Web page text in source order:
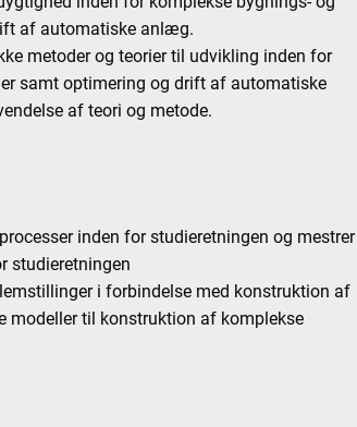
af automatiske anlæg.
metoder og teorier til udvikling inden for
samt optimering og drift af automatiske
af teori og metode.
inden for studieretningen og mestrer
studieretningen
i forbindelse med konstruktion af
modeller til konstruktion af komplekse